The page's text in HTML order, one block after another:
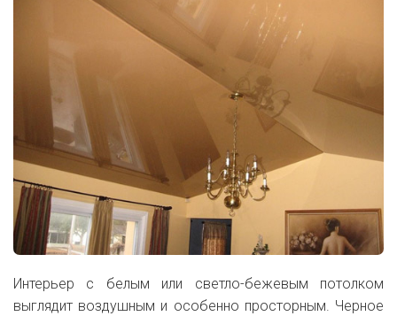
Интерьер с белым или светло-бежевым потолком
выглядит воздушным и особенно просторным. Черное